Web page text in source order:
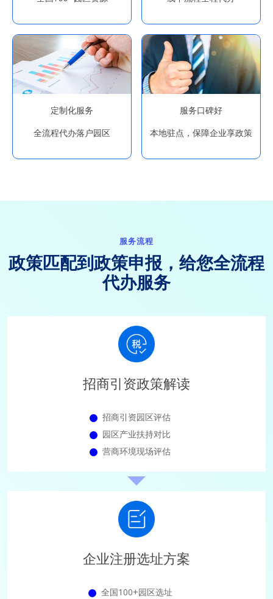
定制化服务
全流程代办落户园区
服务口碑好
本地驻点，保障企业享政策
服务流程
政策匹配到政策申报，给您全流程
代办服务
招商引资政策解读
招商引资园区评估
园区产业扶持对比
营商环境现场评估
企业注册选址方案
全国100+园区选址